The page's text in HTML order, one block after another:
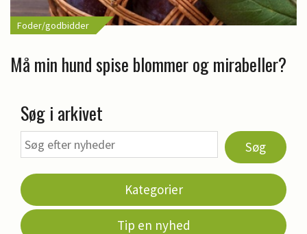
Foder/godbidder
Må min hund spise blommer og mirabeller?
Søg i arkivet
Søg
Kategorier
Tip en nyhed